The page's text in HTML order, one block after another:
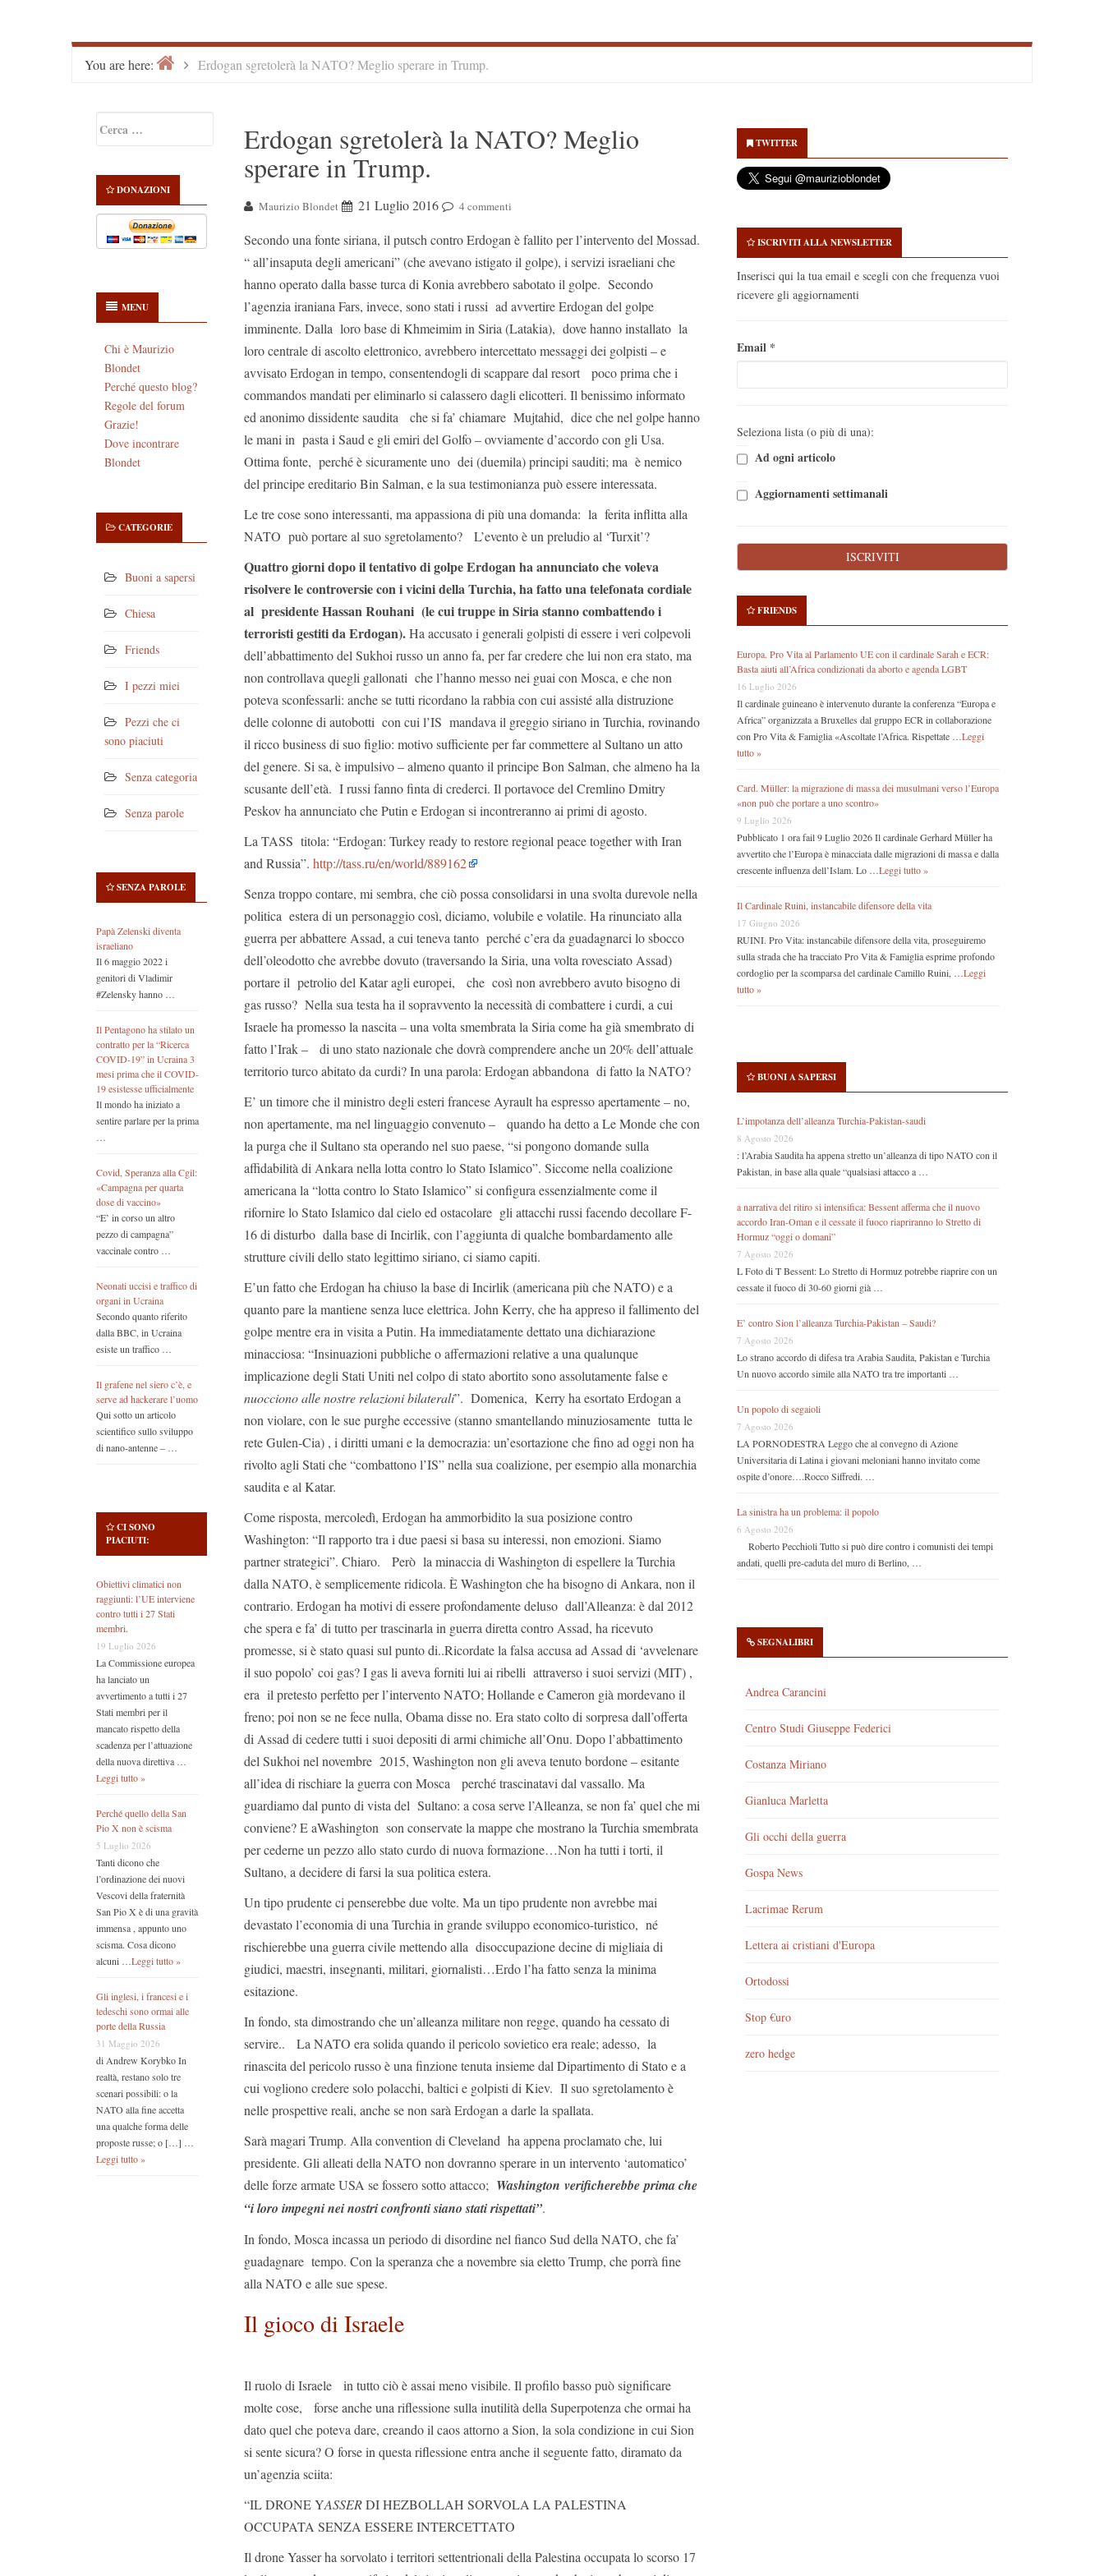
You are here: HomeErdogan sgretolerà la NATO? Meglio sperare in Trump.
Sidebar
per:
DONAZIONI
MENU
Chi è Maurizio
Blondet
Perché questo blog?
Regole del forum
Grazie!
Dove incontrare
Blondet
CATEGORIE
Buoni a sapersi
Chiesa
Friends
I pezzi miei
Pezzi che ci
sono piaciuti
Senza categoria
Senza parole
SENZA PAROLE
Papà Zelenski diventa
israeliano
Il 6 maggio 2022 i
genitori di Vladimir
#Zelensky hanno …
Il Pentagono ha stilato un
contratto per la “Ricerca
COVID-19” in Ucraina 3
mesi prima che il COVID-
19 esistesse ufficialmente
Il mondo ha iniziato a
sentire parlare per la prima
…
Covid, Speranza alla Cgil:
«Campagna per quarta
dose di vaccino»
“E’ in corso un altro
pezzo di campagna”
vaccinale contro …
Neonati uccisi e traffico di
organi in Ucraina
Secondo quanto riferito
dalla BBC, in Ucraina
esiste un traffico …
Il grafene nel siero c’è, e
serve ad hackerare l’uomo
Qui sotto un articolo
scientifico sullo sviluppo
di nano-antenne – …
CI SONO
PIACIUTI:
Obiettivi climatici non
raggiunti: l’UE interviene
contro tutti i 27 Stati
membri.
19 Luglio 2026
La Commissione europea
ha lanciato un
avvertimento a tutti i 27
Stati membri per il
mancato rispetto della
scadenza per l’attuazione
della nuova direttiva …
Leggi tutto »
Perché quello della San
Pio X non è scisma
5 Luglio 2026
Tanti dicono che
l’ordinazione dei nuovi
Vescovi della fraternità
San Pio X è di una gravità
immensa , appunto uno
scisma. Cosa dicono
alcuni …Leggi tutto »
Gli inglesi, i francesi e i
tedeschi sono ormai alle
porte della Russia
31 Maggio 2026
di Andrew Korybko In
realtà, restano solo tre
scenari possibili: o la
NATO alla fine accetta
una qualche forma delle
proposte russe; o […] …
Leggi tutto »
Erdogan sgretolerà la NATO? Meglio
sperare in Trump.
Maurizio Blondet 21 Luglio 2016 4 commenti
Secondo una fonte siriana, il putsch contro Erdogan è fallito per l’intervento del Mossad.
“ all’insaputa degli americani” (che avevano istigato il golpe), i servizi israeliani che
hanno operato dalla basse turca di Konia avrebbero sabotato il golpe. Secondo
l’agenzia iraniana Fars, invece, sono stati i russi ad avvertire Erdogan del golpe
imminente. Dalla loro base di Khmeimim in Siria (Latakia), dove hanno installato la
loro centrale di ascolto elettronico, avrebbero intercettato messaggi dei golpisti – e
avvisato Erdogan in tempo, consentendogli di scappare dal resort poco prima che i
commandos mandati per eliminarlo si calassero dagli elicotteri. Il benissimo informato
ed anonimo dissidente saudita che si fa’ chiamare Mujtahid, dice che nel golpe hanno
le mani in pasta i Saud e gli emiri del Golfo – ovviamente d’accordo con gli Usa.
Ottima fonte, perché è sicuramente uno dei (duemila) principi sauditi; ma è nemico
del principe ereditario Bin Salman, e la sua testimonianza può essere interessata.
Le tre cose sono interessanti, ma appassiona di più una domanda: la ferita inflitta alla
NATO può portare al suo sgretolamento? L’evento è un preludio al ‘Turxit’?
Quattro giorni dopo il tentativo di golpe Erdogan ha annunciato che voleva
risolvere le controversie con i vicini della Turchia, ha fatto una telefonata cordiale
al presidente Hassan Rouhani (le cui truppe in Siria stanno combattendo i
terroristi gestiti da Erdogan).Ha accusato i generali golpisti di essere i veri colpevoli
dell’abbattimento del Sukhoi russo un anno fa, per far credere che lui non era stato, ma
non controllava quegli gallonati che l’hanno messo nei guai con Mosca, e che non
poteva sconfessarli: anche se tutti ricordano la rabbia con cui assisté alla distruzione
delle colonne di autobotti con cui l’IS mandava il greggio siriano in Turchia, rovinando
il ricco business di suo figlio: motivo sufficiente per far commettere al Sultano un atto
del genere. Si sa, è impulsivo – almeno quanto il principe Bon Salman, che almeno ha la
scusante dell’età. I russi fanno finta di crederci. Il portavoce del Cremlino Dmitry
Peskov ha annunciato che Putin e Erdogan si incontreranno ai primi di agosto.
La TASS titola: “Erdogan: Turkey ready to restore regional peace together with Iran
and Russia”. http://tass.ru/en/world/889162
Senza troppo contare, mi sembra, che ciò possa consolidarsi in una svolta durevole nella
politica estera di un personaggio così, diciamo, volubile e volatile. Ha rinunciato alla
guerra per abbattere Assad, a cui teneva tanto perché c’era da guadagnarci lo sbocco
dell’oleodotto che avrebbe dovuto (traversando la Siria, una volta rovesciato Assad)
portare il petrolio del Katar agli europei, che così non avrebbero avuto bisogno di
gas russo? Nella sua testa ha il sopravvento la necessità di combattere i curdi, a cui
Israele ha promesso la nascita – una volta smembrata la Siria come ha già smembrato di
fatto l’Irak – di uno stato nazionale che dovrà comprendere anche un 20% dell’attuale
territorio turco abitato da curdi? In una parola: Erdogan abbandona di fatto la NATO?
E’ un timore che il ministro degli esteri francese Ayrault ha espresso apertamente – no,
non apertamente, ma nel linguaggio convenuto – quando ha detto a Le Monde che con
la purga che il Sultano sta operando nel suo paese, “si pongono domande sulla
affidabilità di Ankara nella lotta contro lo Stato Islamico”. Siccome nella coalizione
americana la “lotta contro lo Stato Islamico” si configura essenzialmente come il
rifornire lo Stato Islamico dal cielo ed ostacolare gli attacchi russi facendo decollare F-
16 di disturbo dalla base di Incirlik, con l’aggiunta di qualche bombardamento alle
strutture civili dello stato legittimo siriano, ci siamo capiti.
E’un fatto che Erdogan ha chiuso la base di Incirlik (americana più che NATO) e a
quanto pare la mantiene senza luce elettrica. John Kerry, che ha appreso il fallimento del
golpe mentre era in visita a Putin. Ha immediatamente dettato una dichiarazione
minacciosa: “Insinuazioni pubbliche o affermazioni relative a una qualunque
implicazione degli Stati Uniti nel colpo di stato abortito sono assolutamente false e
nuocciono alle nostre relazioni bilaterali”. Domenica, Kerry ha esortato Erdogan a
non violare, con le sue purghe eccessive (stanno smantellando minuziosamente tutta le
rete Gulen-Cia) , i diritti umani e la democrazia: un’esortazione che fino ad oggi non ha
rivolto agli Stati che “combattono l’IS” nella sua coalizione, per esempio alla monarchia
saudita e al Katar.
Come risposta, mercoledì, Erdogan ha ammorbidito la sua posizione contro
Washington: “Il rapporto tra i due paesi si basa su interessi, non emozioni. Siamo
partner strategici”. Chiaro. Però la minaccia di Washington di espellere la Turchia
dalla NATO, è semplicemente ridicola. È Washington che ha bisogno di Ankara, non il
contrario. Erdogan ha motivi di essere profondamente deluso dall’Alleanza: è dal 2012
che spera e fa’ di tutto per trascinarla in guerra diretta contro Assad, ha ricevuto
promesse, si è stato quasi sul punto di..Ricordate la falsa accusa ad Assad di ‘avvelenare
il suo popolo’ coi gas? I gas li aveva forniti lui ai ribelli attraverso i suoi servizi (MIT) ,
era il pretesto perfetto per l’intervento NATO; Hollande e Cameron già mordevano il
freno; poi non se ne fece nulla, Obama disse no. Era stato colto di sorpresa dall’offerta
di Assad di cedere tutti i suoi depositi di armi chimiche all’Onu. Dopo l’abbattimento
del Sukhoi nel novembre 2015, Washington non gli aveva tenuto bordone – esitante
all’idea di rischiare la guerra con Mosca perché trascinatavi dal vassallo. Ma
guardiamo dal punto di vista del Sultano: a cosa serve l’Alleanza, se non fa’ quel che mi
conviene? E aWashington son conservate la mappe che mostrano la Turchia smembrata
per cederne un pezzo allo stato curdo di nuova formazione…Non ha tutti i torti, il
Sultano, a decidere di farsi la sua politica estera.
Un tipo prudente ci penserebbe due volte. Ma un tipo prudente non avrebbe mai
devastato l’economia di una Turchia in grande sviluppo economico-turistico, né
rischierebbe una guerra civile mettendo alla disoccupazione decine di migliaia di
giudici, maestri, insegnanti, militari, giornalisti…Erdo l’ha fatto senza la minima
esitazione.
In fondo, sta dimostrando che un’alleanza militare non regge, quando ha cessato di
servire.. La NATO era solida quando il pericolo sovietico era reale; adesso, la
rinascita del pericolo russo è una finzione tenuta insieme dal Dipartimento di Stato e a
cui vogliono credere solo polacchi, baltici e golpisti di Kiev. Il suo sgretolamento è
nelle prospettive reali, anche se non sarà Erdogan a darle la spallata.
Sarà magari Trump. Alla convention di Cleveland ha appena proclamato che, lui
presidente. Gli alleati della NATO non dovranno sperare in un intervento ‘automatico’
delle forze armate USA se fossero sotto attacco; Washington verificherebbe prima che
“i loro impegni nei nostri confronti siano stati rispettati”.
In fondo, Mosca incassa un periodo di disordine nel fianco Sud della NATO, che fa’
guadagnare tempo. Con la speranza che a novembre sia eletto Trump, che porrà fine
alla NATO e alle sue spese.
Il gioco di Israele
Il ruolo di Israele in tutto ciò è assai meno visibile. Il profilo basso può significare
molte cose, forse anche una riflessione sulla inutilità della Superpotenza che ormai ha
dato quel che poteva dare, creando il caos attorno a Sion, la sola condizione in cui Sion
si sente sicura? O forse in questa riflessione entra anche il seguente fatto, diramato da
un’agenzia sciita:
“IL DRONE YASSERDI HEZBOLLAH SORVOLA LA PALESTINA
OCCUPATA SENZA ESSERE INTERCETTATO
Il drone Yasser ha sorvolato i territori settentrionali della Palestina occupata lo scorso 17
Sidebar
TWITTER
ISCRIVITI ALLA NEWSLETTER
Inserisci qui la tua email e scegli con che frequenza vuoi
ricevere gli aggiornamenti
Email *
Seleziona lista (o più di una):
Ad ogni articolo
Aggiornamenti settimanali
FRIENDS
Europa. Pro Vita al Parlamento UE con il cardinale Sarah e ECR:
Basta aiuti all’Africa condizionati da aborto e agenda LGBT
16 Luglio 2026
Il cardinale guineano è intervenuto durante la conferenza “Europa e
Africa” organizzata a Bruxelles dal gruppo ECR in collaborazione
con Pro Vita & Famiglia «Ascoltate l’Africa. Rispettate … Leggi
tutto »
Card. Müller: la migrazione di massa dei musulmani verso l’Europa
«non può che portare a uno scontro»
9 Luglio 2026
Pubblicato 1 ora fail 9 Luglio 2026 Il cardinale Gerhard Müller ha
avvertito che l’Europa è minacciata dalle migrazioni di massa e dalla
crescente influenza dell’Islam. Lo … Leggi tutto »
Il Cardinale Ruini, instancabile difensore della vita
17 Giugno 2026
RUINI. Pro Vita: instancabile difensore della vita, proseguiremo
sulla strada che ha tracciato Pro Vita & Famiglia esprime profondo
cordoglio per la scomparsa del cardinale Camillo Ruini, … Leggi
tutto »
BUONI A SAPERSI
L’impotanza dell’alleanza Turchia-Pakistan-saudi
8 Agosto 2026
: l’Arabia Saudita ha appena stretto un’alleanza di tipo NATO con il
Pakistan, in base alla quale “qualsiasi attacco a …
a narrativa del ritiro si intensifica: Bessent afferma che il nuovo
accordo Iran-Oman e il cessate il fuoco riapriranno lo Stretto di
Hormuz “oggi o domani”
7 Agosto 2026
L Foto di T Bessent: Lo Stretto di Hormuz potrebbe riaprire con un
cessate il fuoco di 30-60 giorni già …
E’ contro Sion l’alleanza Turchia-Pakistan – Saudi?
7 Agosto 2026
Lo strano accordo di difesa tra Arabia Saudita, Pakistan e Turchia
Un nuovo accordo simile alla NATO tra tre importanti …
Un popolo di segaioli
7 Agosto 2026
LA PORNODESTRA Leggo che al convegno di Azione
Universitaria di Latina i giovani meloniani hanno invitato come
ospite d’onore….Rocco Siffredi. …
La sinistra ha un problema: il popolo
6 Agosto 2026
Roberto Pecchioli Tutto si può dire contro i comunisti dei tempi
andati, quelli pre-caduta del muro di Berlino, …
SEGNALIBRI
Andrea Carancini
Centro Studi Giuseppe Federici
Costanza Miriano
Gianluca Marletta
Gli occhi della guerra
Gospa News
Lacrimae Rerum
Lettera ai cristiani d'Europa
Ortodossi
Stop €uro
zero hedge